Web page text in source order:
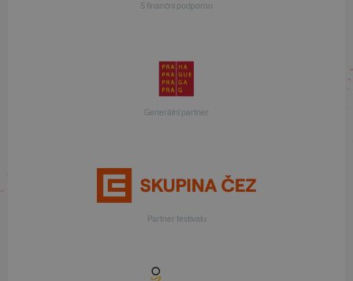
S finanční podporou
Generální partner
Partner festivalu